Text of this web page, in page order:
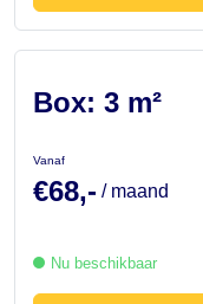
Box: 3 m²
Vanaf
€68,- / maand
Nu beschikbaar